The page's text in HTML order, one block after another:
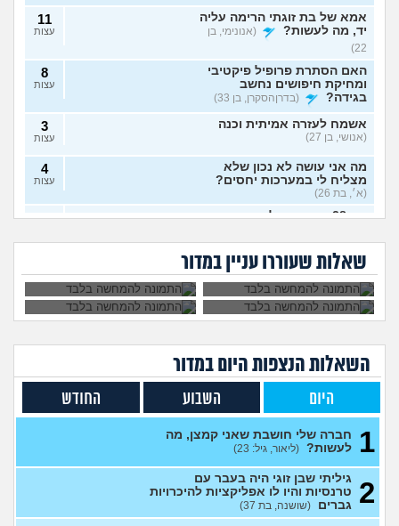
אמא של בת זוגתי הרימה עליה
יד, מה לעשות?
(אנונימי, בן
22)
11
עצות
האם הסתרת פרופיל פיקטיבי
ומחיקת חיפושים נחשב
בגידה?
(בדרןהסקרן, בן 33)
8
עצות
אשמח לעזרה אמיתית וכנה
(אנושי, בן 27)
3
עצות
מה אני עושה לא נכון שלא
מצליח לי במערכות יחסים?
(א׳, בת 26)
4
עצות
בת 28 ואף פעם לא הייתי
בדייט ראשון?
(רווקה, בת 28)
6
אקסית מתנהגת מוזר?
(אנונימי,
בן 33)
3
עצות
בחיים לא הייתי בזוגיות ואני לא
יודע איך. איך נכנסים לזוגיות
7
לתת לה זמן ולהשאיר המצב
כמו שהוא? (Flo-T, בן 41) עצות
לעשות קרחת ולשים פאה
(אנונימי, בן 20)
4
מבואס שלא היה לי אומץ
להתחיל עם מישהי שהיא בול
הטעם שלי (אנונימי, בן 25)
עצות
בחורה אובססיבית מה לעשות?
(אלירן, בן 30)
שאלות שעוררו עניין במדור
אבא של בעלי מסתכל
מה לעשות?
האם להתגרש בשביל
ריגוש?
מה לעשות עם
העובדה שאשתי
הרימה עליי ידיים?
הוא התאהב בבחורה
השאלות הנצפות היוםבמדור
היום השבוע החודש
1
חברה שלי חושבת שאני קמצן, מה
לעשות? (ליאור, גיל: 23)
2 גיליתי שבן זוגי היה בעבר עם
טרנסיות והיו לו אפליקציות להיכרויות
גברים (שושנה, בת 37)